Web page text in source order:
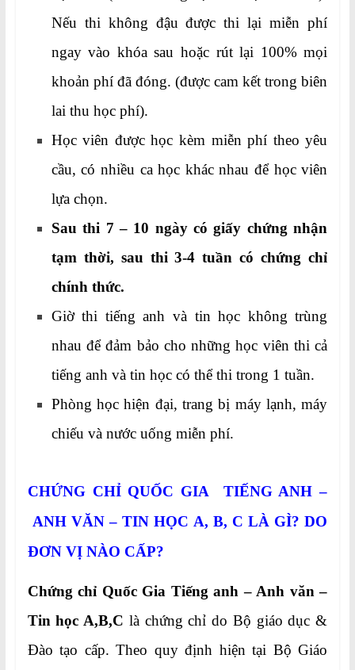
Nếu thi không đậu được thi lại miễn phí
ngay vào khóa sau hoặc rút lại 100% mọi
khoản phí đã đóng. (được cam kết trong biên
lai thu học phí).
Học viên được học kèm miễn phí theo yêu
cầu, có nhiều ca học khác nhau để học viên
lựa chọn.
Sau thi 7 – 10 ngày có giấy chứng nhận
tạm thời, sau thi 3-4 tuần có chứng chỉ
chính thức.
Giờ thi tiếng anh và tin học không trùng
nhau để đảm bảo cho những học viên thi cả
tiếng anh và tin học có thể thi trong 1 tuần.
Phòng học hiện đại, trang bị máy lạnh, máy
chiếu và nước uống miễn phí.
CHỨNG CHỈ QUỐC GIA TIẾNG ANH –
ANH VĂN – TIN HỌC A, B, C LÀ GÌ? DO
ĐƠN VỊ NÀO CẤP?
Chứng chỉ Quốc Gia Tiếng anh – Anh văn –
Tin học A,B,C là chứng chỉ do Bộ giáo dục &
Đào tạo cấp. Theo quy định hiện tại Bộ Giáo